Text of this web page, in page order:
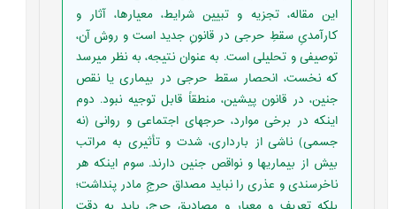
این مقاله، تجزیه و تبیین شرایط، معیارها، آثار و
کارآمدیِ سقطِ حرجی در قانونِ جدید است و روش آن،
توصیفی و تحلیلی است. به عنوان نتیجه، به ‏نظر می‏رسد
که نخست، انحصار سقط حرجی در بیماری یا نقص
جنین، در قانون پیشین، منطقاً قابل توجیه نبود. دوم
اینکه در برخی موارد، حرج‏های اجتماعی و روانی (نه
جسمی) ناشی از بارداری، شدت و تأثیری به‏ مراتب
بیش از بیماری‏ها و نواقص جنین دارند. سوم اینکه هر
ناخرسندی و عذری را نباید مصداق حرجِ مادر پنداشت؛